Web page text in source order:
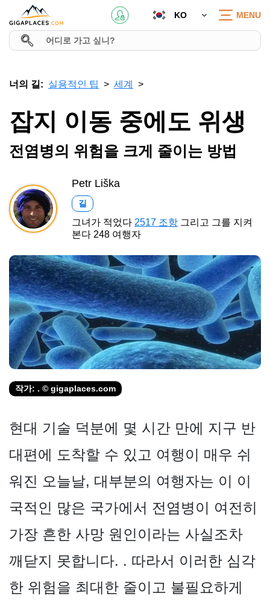
KO MENU
너의 길: 실용적인 팁 세계
잡지 이동 중에도 위생
전염병의 위험을 크게 줄이는 방법
Petr Liška
길
그녀가 적었다 2517 조항 그리고 그를 지켜
본다 248 여행자
작가: . © gigaplaces.com
현대 기술 덕분에 몇 시간 만에 지구 반
대편에 도착할 수 있고 여행이 매우 쉬
워진 오늘날, 대부분의 여행자는 이 이
국적인 많은 국가에서 전염병이 여전히
가장 흔한 사망 원인이라는 사실조차
깨닫지 못합니다. . 따라서 이러한 심각
한 위험을 최대한 줄이고 불필요하게